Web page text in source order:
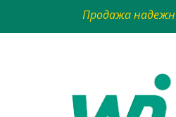
Продажа